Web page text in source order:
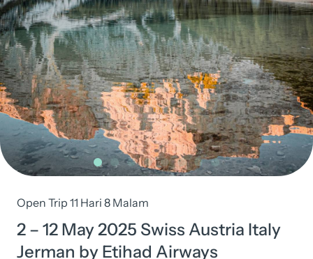
Open Trip 11 Hari 8 Malam
2 – 12 May 2025 Swiss Austria Italy
Jerman by Etihad Airways